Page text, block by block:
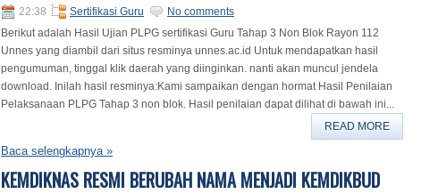
22:38 Sertifikasi Guru
No comments
Berikut adalah Hasil Ujian PLPG sertifikasi Guru Tahap 3 Non Blok Rayon 112
Unnes yang diambil dari situs resminya unnes.ac.id Untuk mendapatkan hasil
pengumuman, tinggal klik daerah yang diinginkan. nanti akan muncul jendela
download. Inilah hasil resminya:Kami sampaikan dengan hormat Hasil Penilaian
Pelaksanaan PLPG Tahap 3 non blok. Hasil penilaian dapat dilihat di bawah ini...
READ MORE
Baca selengkapnya »
KEMDIKNAS RESMI BERUBAH NAMA MENJADI KEMDIKBUD